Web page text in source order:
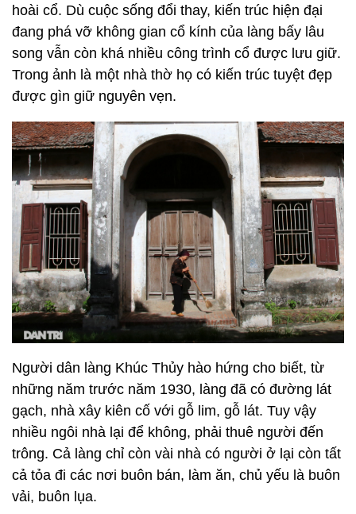
hoài cổ. Dù cuộc sống đổi thay, kiến trúc hiện đại
đang phá vỡ không gian cổ kính của làng bấy lâu
song vẫn còn khá nhiều công trình cổ được lưu giữ.
Trong ảnh là một nhà thờ họ có kiến trúc tuyệt đẹp
được gìn giữ nguyên vẹn.
Người dân làng Khúc Thủy hào hứng cho biết, từ
những năm trước năm 1930, làng đã có đường lát
gạch, nhà xây kiên cố với gỗ lim, gỗ lát. Tuy vậy
nhiều ngôi nhà lại để không, phải thuê người đến
trông. Cả làng chỉ còn vài nhà có người ở lại còn tất
cả tỏa đi các nơi buôn bán, làm ăn, chủ yếu là buôn
vải, buôn lụa.